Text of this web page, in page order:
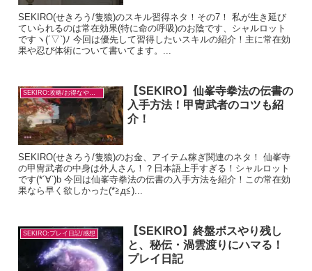
SEKIRO(せきろう/隻狼)のスキル習得ネタ！その7！ 私が生き延び
ていられるのは常在効果(特に命の呼吸)のお陰です、シャルロット
ですヽ(´▽`)ﾉ 今回は優先して習得したいスキルの紹介！主に常在効
果や忍び体術について書いてます。...
SEKIRO:攻略/お得なやり方
【SEKIRO】仙峯寺拳法の伝書の
入手方法！甲冑武者のコツも紹
介！
SEKIRO(せきろう/隻狼)のお金、アイテム稼ぎ関連のネタ！ 仙峯寺
の甲冑武者の中身は外人さん！？日本語上手すぎる！シャルロット
です(*´∀`)b 今回は仙峯寺拳法の伝書の入手方法を紹介！この常在効
果なら早く欲しかった(*≧д≦)...
SEKIRO:プレイ日記/感想
【SEKIRO】終盤ボスやり残し
と、秘伝・渦雲渡りにハマる！
プレイ日記